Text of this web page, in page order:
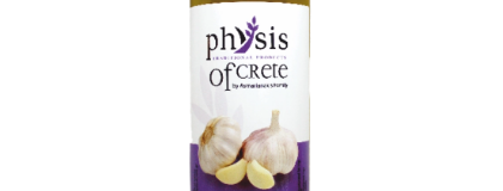
Extra panenský olivový olej s cesnakom 250ml
Extra panenský olivový olej s cesnakom 250ml